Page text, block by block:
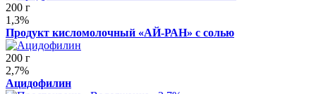
200 г
1,3%
Продукт кисломолочный «АЙ-РАН» с солью
200 г
2,7%
Ацидофилин